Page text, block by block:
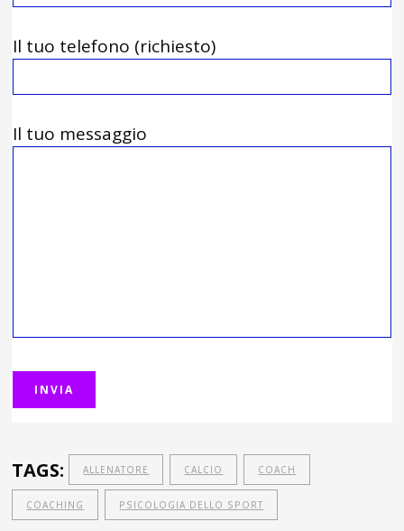
Il tuo telefono (richiesto)
Il tuo messaggio
TAGS: ALLENATORE CALCIO COACH
COACHING PSICOLOGIA DELLO SPORT